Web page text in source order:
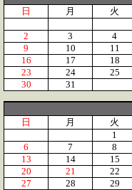
日
月 火
2
3 4
9
10 11
16
17 18
23
24 25
30
31
日
月 火
1
6
7 8
13
14 15
20
21 22
27
28 29